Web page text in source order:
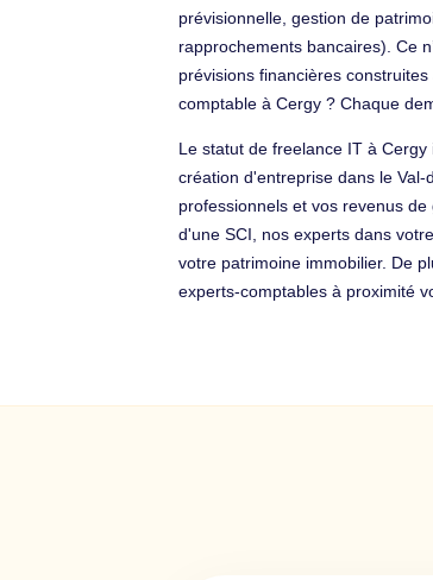
prévisionnelle, gestion de
rapprochements bancaires). Ce
prévisions financières
comptable à Cergy ? Chaque
Le statut de freelance IT à
création d'entreprise dans le
professionnels et vos revenus
d'une SCI, nos experts dans
votre patrimoine immobilier. De
experts-comptables à proximité